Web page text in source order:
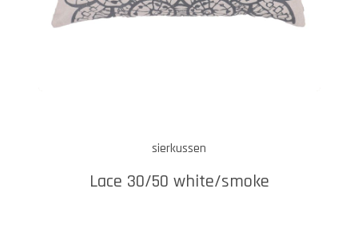
sierkussen
Lace 30/50 white/smoke